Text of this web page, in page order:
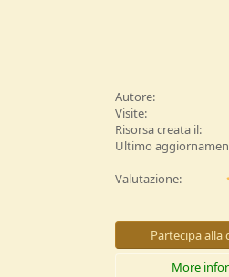
Autore
Visite
Risorsa creata il
Ultimo
Valutazione
Partecipa alla
More